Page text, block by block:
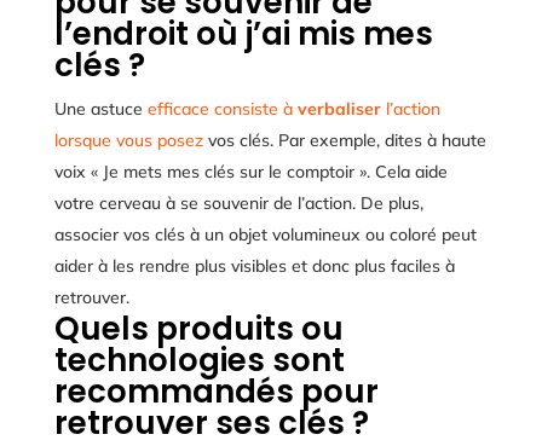
l’endroit où j’ai mis mes
clés ?
Une astuce efficace consiste à verbaliserl’action
lorsque vous posezvos clés. Par exemple, dites à haute
voix « Je mets mes clés sur le comptoir ». Cela aide
votre cerveau à se souvenir de l’action. De plus,
associer vos clés à un objet volumineux ou coloré peut
aider à les rendre plus visibles et donc plus faciles à
retrouver.
Quels produits ou
technologies sont
recommandés pour
retrouver ses clés ?